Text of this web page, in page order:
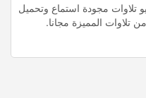
تلاوات مجودة استماع وتحميل